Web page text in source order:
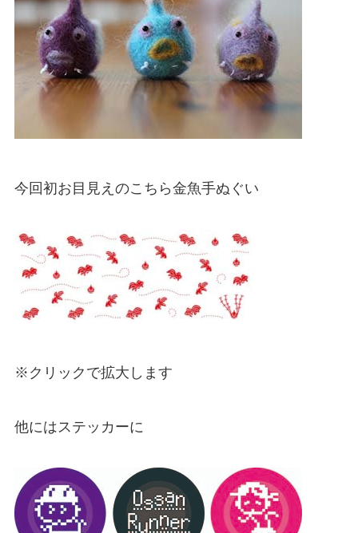
今回初お目見えのこちら金魚手ぬぐい
※クリックで拡大します
他にはステッカーに